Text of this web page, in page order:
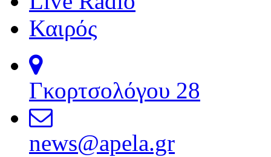
Καιρός
Γκορτσολόγου 28
news@apela.gr